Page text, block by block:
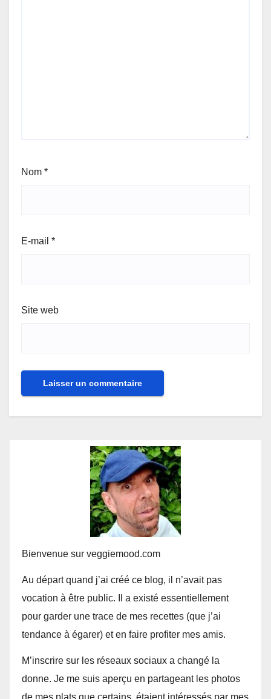
Nom *
E-mail *
Site web
Bienvenue sur veggiemood.com
Au départ quand j’ai créé ce blog, il n’avait pas
vocation à être public. Il a existé essentiellement
pour garder une trace de mes recettes (que j’ai
tendance à égarer) et en faire profiter mes amis.
M’inscrire sur les réseaux sociaux a changé la
donne. Je me suis aperçu en partageant les photos
de mes plats que certains étaient intéressés par mes